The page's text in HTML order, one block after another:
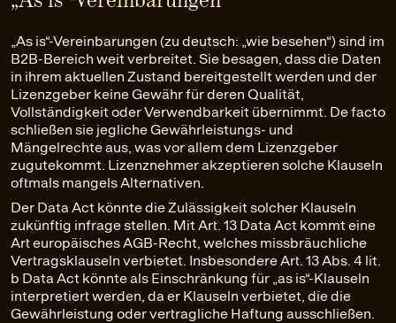
„As is“-Vereinbarungen (zu deutsch: „wie besehen“) sind im
B2B-Bereich weit verbreitet. Sie besagen, dass die Daten
in ihrem aktuellen Zustand bereitgestellt werden und der
Lizenzgeber keine Gewähr für deren Qualität,
Vollständigkeit oder Verwendbarkeit übernimmt. De facto
schließen sie jegliche Gewährleistungs- und
Mängelrechte aus, was vor allem dem Lizenzgeber
zugutekommt. Lizenznehmer akzeptieren solche Klauseln
oftmals mangels Alternativen.
Der Data Act könnte die Zulässigkeit solcher Klauseln
zukünftig infrage stellen. Mit Art. 13 Data Act kommt eine
Art europäisches AGB-Recht, welches missbräuchliche
Vertragsklauseln verbietet. Insbesondere Art. 13 Abs. 4 lit.
b Data Act könnte als Einschränkung für „as is“-Klauseln
interpretiert werden, da er Klauseln verbietet, die die
Gewährleistung oder vertragliche Haftung ausschließen.